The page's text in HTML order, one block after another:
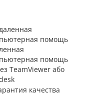
помощь
TeamViewer або